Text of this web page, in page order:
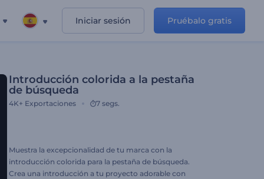
Iniciar sesión Pruébalo gratis
Introducción colorida a la pestaña
de búsqueda
4K+ Exportaciones 7 segs.
Muestra la excepcionalidad de tu marca con la
introducción colorida para la pestaña de búsqueda.
Crea una introducción a tu proyecto adorable con